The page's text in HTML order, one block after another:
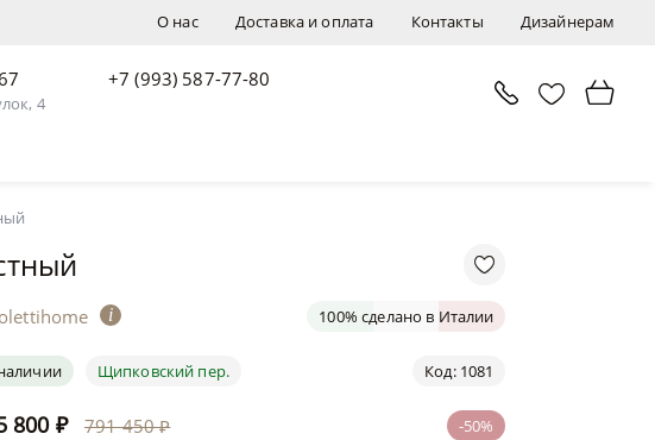
О нас Доставка и оплата Контакты Дизайнерам
4
+7 (993) 587-77-80
i 100% сделано в Италии
Код: 1081
Щипковский пер.
-50%
800 ₽ 791 450 ₽